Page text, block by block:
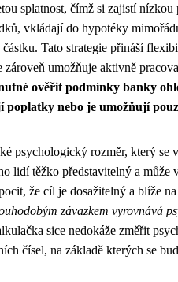
splatnost, čímž si zajistí
vkládají do hypotéky
Tato strategie přináší
zároveň umožňuje aktivně
ověřit podmínky banky
poplatky nebo je umožňují
psychologický rozměr, který se
lidí těžko představitelný a
že cíl je dosažitelný a blíže
závazkem vyrovnává
sice nedokáže změřit
čísel, na základě kterých se